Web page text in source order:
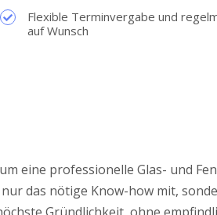
Flexible Terminvergabe und
auf Wunsch
eine professionelle Glas- und
das nötige Know-how mit,